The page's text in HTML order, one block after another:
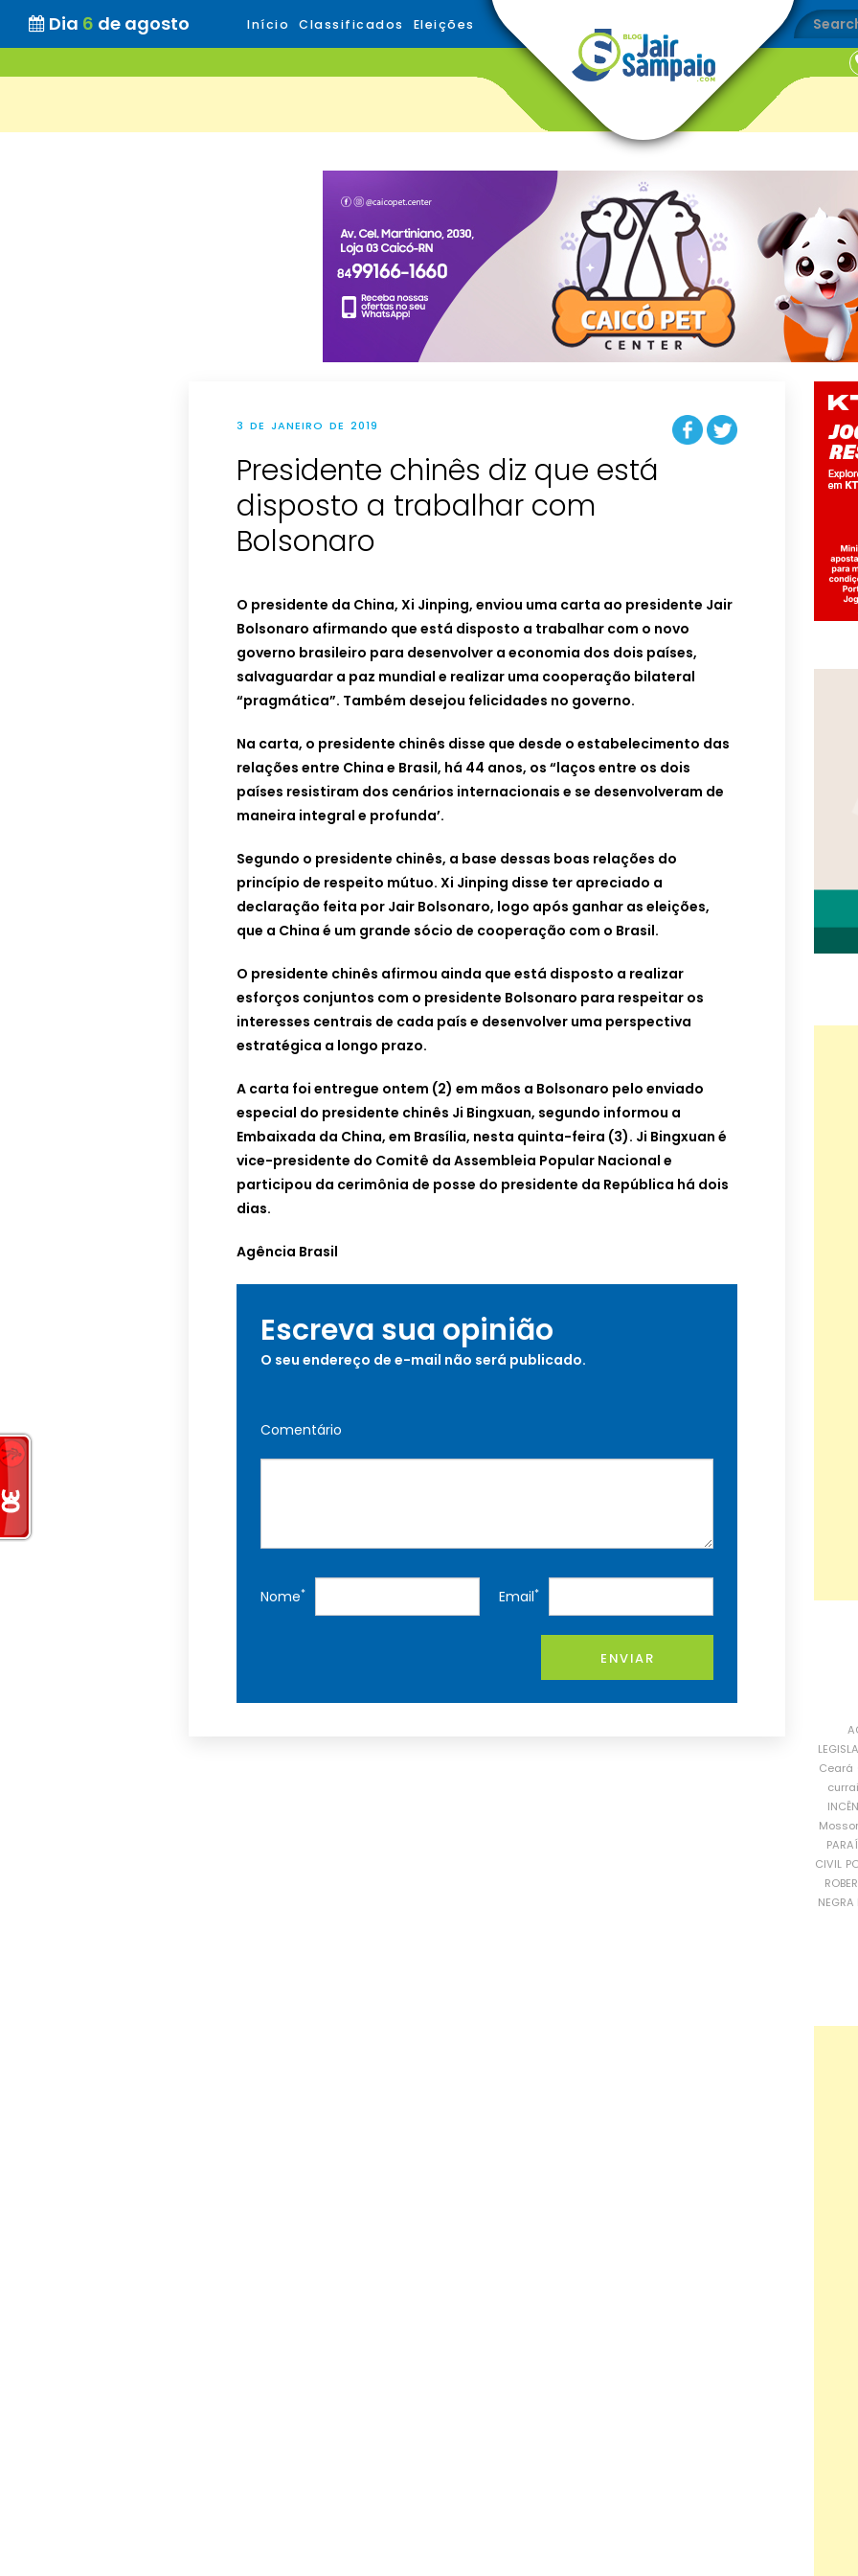
Dia 6 de agosto Início Classificados Eleições
3 DE JANEIRO DE 2019
Presidente chinês diz que está
disposto a trabalhar com
Bolsonaro
O presidente da China, Xi Jinping, enviou uma carta ao presidente Jair
Bolsonaro afirmando que está disposto a trabalhar com o novo
governo brasileiro para desenvolver a economia dos dois países,
salvaguardar a paz mundial e realizar uma cooperação bilateral
“pragmática”. Também desejou felicidades no governo.
Na carta, o presidente chinês disse que desde o estabelecimento das
relações entre China e Brasil, há 44 anos, os “laços entre os dois
países resistiram dos cenários internacionais e se desenvolveram de
maneira integral e profunda’.
Segundo o presidente chinês, a base dessas boas relações do
princípio de respeito mútuo. Xi Jinping disse ter apreciado a
declaração feita por Jair Bolsonaro, logo após ganhar as eleições,
que a China é um grande sócio de cooperação com o Brasil.
O presidente chinês afirmou ainda que está disposto a realizar
esforços conjuntos com o presidente Bolsonaro para respeitar os
interesses centrais de cada país e desenvolver uma perspectiva
estratégica a longo prazo.
A carta foi entregue ontem (2) em mãos a Bolsonaro pelo enviado
especial do presidente chinês Ji Bingxuan, segundo informou a
Embaixada da China, em Brasília, nesta quinta-feira (3). Ji Bingxuan é
vice-presidente do Comitê da Assembleia Popular Nacional e
participou da cerimônia de posse do presidente da República há dois
dias.
Agência Brasil
Escreva sua opinião
O seu endereço de e-mail não será publicado.
Comentário
Nome* Email*
ENVIAR
Ceará
CIVIL
NEGRA